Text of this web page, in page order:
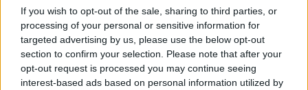
If you wish to opt-out of the sale, sharing to third parties, or
processing of your personal or sensitive information for
targeted advertising by us, please use the below opt-out
section to confirm your selection. Please note that after your
opt-out request is processed you may continue seeing
interest-based ads based on personal information utilized by
18.990 ευρώ
ΟΤΕ στη διεθνή σειρά δεικτών
FTSE4Good
Alpha Bank: Για πρώτη φορά το Αρχαίο Θέατρο Επιδαύρου άνοιξε τις
πύλες του σε όλους